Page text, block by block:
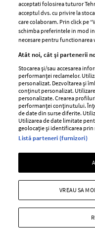
„Am încredere în
24 aprilie 2024
Alex Dobrescu a
care este obligat să
în următoarele 10 luni.
+ MAI MULTE
acceptati folosirea tuturor
acceptul dvs. cu privire la
care colaboram. Prin click pe
schimba preferintele in mod
necesare pentru functionarea
Atât noi, cât și partenerii
Stocarea și/sau accesarea
performanței reclamelor.
personalizat. Dezvoltarea și
conținut personalizat.
personalizate. Crearea
performanței conținutului.
de date din surse diferite.
Utilizarea de date limitate
geolocație și identificarea
Listă parteneri (furnizori)
VREAU SA